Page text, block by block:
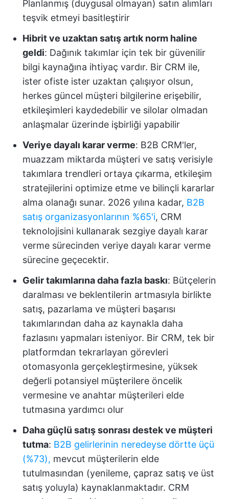
Planlanmış (duygusal olmayan) satın alımları
teşvik etmeyi basitleştirir
Hibrit ve uzaktan satış artık norm haline
geldi: Dağınık takımlar için tek bir güvenilir
bilgi kaynağına ihtiyaç vardır. Bir CRM ile,
ister ofiste ister uzaktan çalışıyor olsun,
herkes güncel müşteri bilgilerine erişebilir,
etkileşimleri kaydedebilir ve silolar olmadan
anlaşmalar üzerinde işbirliği yapabilir
Veriye dayalı karar verme: B2B CRM'ler,
muazzam miktarda müşteri ve satış verisiyle
takımlara trendleri ortaya çıkarma, etkileşim
stratejilerini optimize etme ve bilinçli kararlar
alma olanağı sunar. 2026 yılına kadar, B2B
satış organizasyonlarının %65'i, CRM
teknolojisini kullanarak sezgiye dayalı karar
verme sürecinden veriye dayalı karar verme
sürecine geçecektir.
Gelir takımlarına daha fazla baskı: Bütçelerin
daralması ve beklentilerin artmasıyla birlikte
satış, pazarlama ve müşteri başarısı
takımlarından daha az kaynakla daha
fazlasını yapmaları isteniyor. Bir CRM, tek bir
platformdan tekrarlayan görevleri
otomasyonla gerçekleştirmesine, yüksek
değerli potansiyel müşterilere öncelik
vermesine ve anahtar müşterileri elde
tutmasına yardımcı olur
Daha güçlü satış sonrası destek ve müşteri
tutma: B2B gelirlerinin neredeyse dörtte üçü
(%73), mevcut müşterilerin elde
tutulmasından (yenileme, çapraz satış ve üst
satış yoluyla) kaynaklanmaktadır. CRM